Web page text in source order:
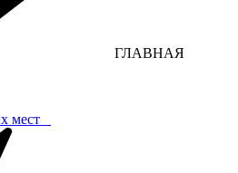
ГЛАВНАЯ
мест⁣⁣⠀